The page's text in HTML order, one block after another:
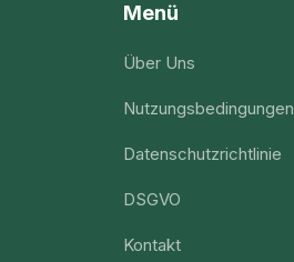
Menü
Über Uns
Nutzungsbedingungen
Datenschutzrichtlinie
DSGVO
Kontakt